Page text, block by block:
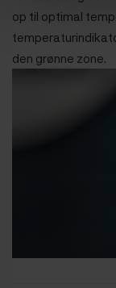
op til optimal
den grønne zone.